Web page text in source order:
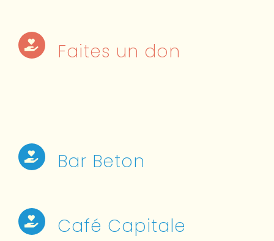
Faites un don
Bar Beton
Café Capitale